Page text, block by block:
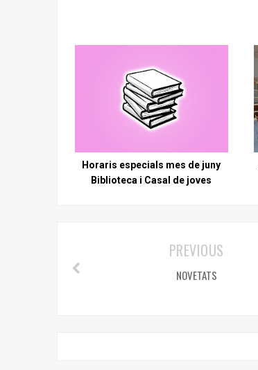
Horaris especials mes de juny
Biblioteca i Casal de joves
PREVIOUS
NOVETATS